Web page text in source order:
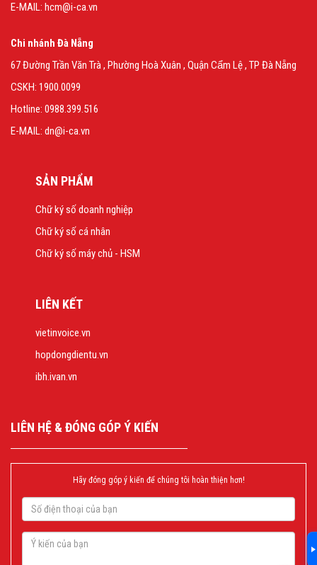
E-MAIL: hcm@i-ca.vn
Chi nhánh Đà Nẵng
67 Đường Trần Văn Trà , Phường Hoà Xuân , Quận Cẩm Lệ , TP Đà Nẵng
CSKH: 1900.0099
Hotline: 0988.399.516
E-MAIL: dn@i-ca.vn
SẢN PHẨM
Chữ ký số doanh nghiệp
Chữ ký số cá nhân
Chữ ký số máy chủ - HSM
LIÊN KẾT
vietinvoice.vn
hopdongdientu.vn
ibh.ivan.vn
LIÊN HỆ & ĐÓNG GÓP Ý KIẾN
Hãy đóng góp ý kiến để chúng tôi hoàn thiện hơn!